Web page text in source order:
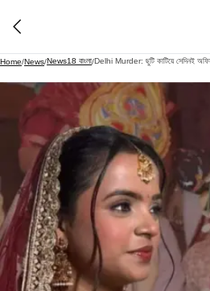
Home/News/News18 বাংলা/